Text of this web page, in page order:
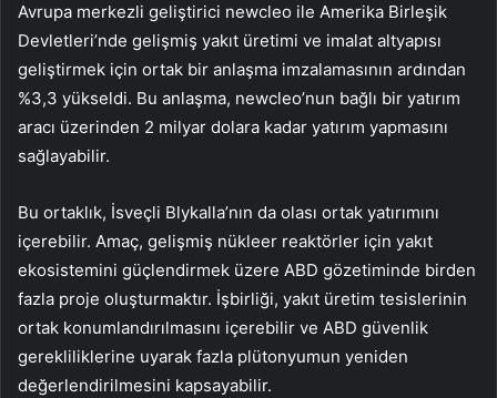
Avrupa merkezli geliştirici newcleo ile Amerika Birleşik
Devletleri’nde gelişmiş yakıt üretimi ve imalat altyapısı
geliştirmek için ortak bir anlaşma imzalamasının ardından
%3,3 yükseldi. Bu anlaşma, newcleo’nun bağlı bir yatırım
aracı üzerinden 2 milyar dolara kadar yatırım yapmasını
sağlayabilir.
Bu ortaklık, İsveçli Blykalla’nın da olası ortak yatırımını
içerebilir. Amaç, gelişmiş nükleer reaktörler için yakıt
ekosistemini güçlendirmek üzere ABD gözetiminde birden
fazla proje oluşturmaktır. İşbirliği, yakıt üretim tesislerinin
ortak konumlandırılmasını içerebilir ve ABD güvenlik
gerekliliklerine uyarak fazla plütonyumun yeniden
değerlendirilmesini kapsayabilir.